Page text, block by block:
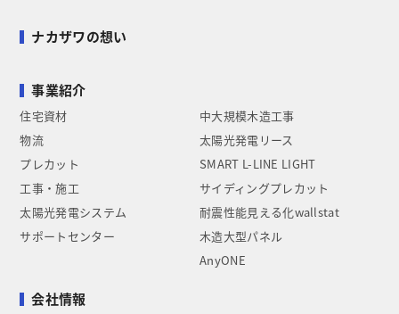
ナカザワの想い
事業紹介
住宅資材
物流
プレカット
工事・施工
太陽光発電システム
サポートセンター
中大規模木造工事
太陽光発電リース
SMART L-LINE LIGHT
サイディングプレカット
耐震性能見える化wallstat
木造大型パネル
AnyONE
会社情報